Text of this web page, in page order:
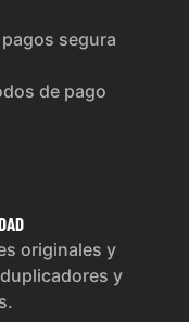
segura
de pago
originales y
y